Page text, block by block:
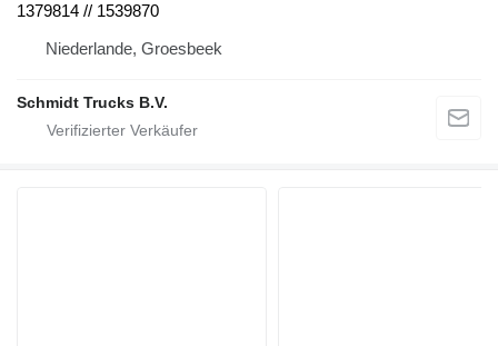
1379814 // 1539870
Niederlande, Groesbeek
Schmidt Trucks B.V.